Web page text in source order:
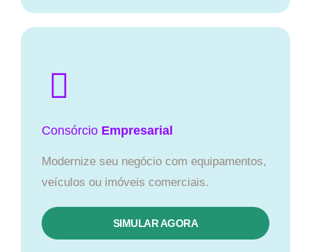
Consórcio Empresarial
Modernize seu negócio com equipamentos,
veículos ou imóveis comerciais.
SIMULAR AGORA